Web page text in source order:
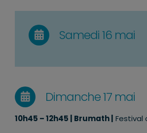
Samedi 16 mai
Dimanche 17 mai
10h45 – 12h45 | Brumath | Festival